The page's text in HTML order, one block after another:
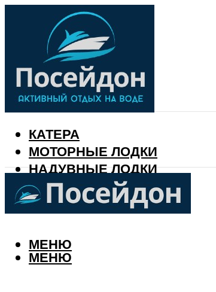
КАТЕРА
МОТОРНЫЕ ЛОДКИ
НАДУВНЫЕ ЛОДКИ
РЫБАЛКА
КАЛЕНДАРЬ РЫБАКА
МЕНЮ
МЕНЮ